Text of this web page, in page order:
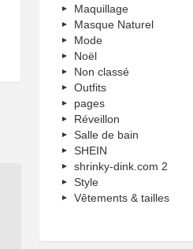
Maquillage
Masque Naturel
Mode
Noël
Non classé
Outfits
pages
Réveillon
Salle de bain
SHEIN
shrinky-dink.com 2
Style
Vêtements & tailles